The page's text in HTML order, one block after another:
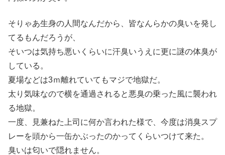
そりゃあ生身の人間なんだから、皆なんらかの臭いを発し
てるもんだろうが、
そいつは気持ち悪いくらいに汗臭いうえに更に謎の体臭が
している。
夏場などは3ｍ離れていてもマジで地獄だ。
太り気味なので横を通過されると悪臭の乗った風に襲われ
る地獄。
一度、見兼ねた上司に何か言われた様で、今度は消臭スプ
レーを頭から一缶かぶったのかってくらいつけて来た。
臭いは匂いで隠れません。